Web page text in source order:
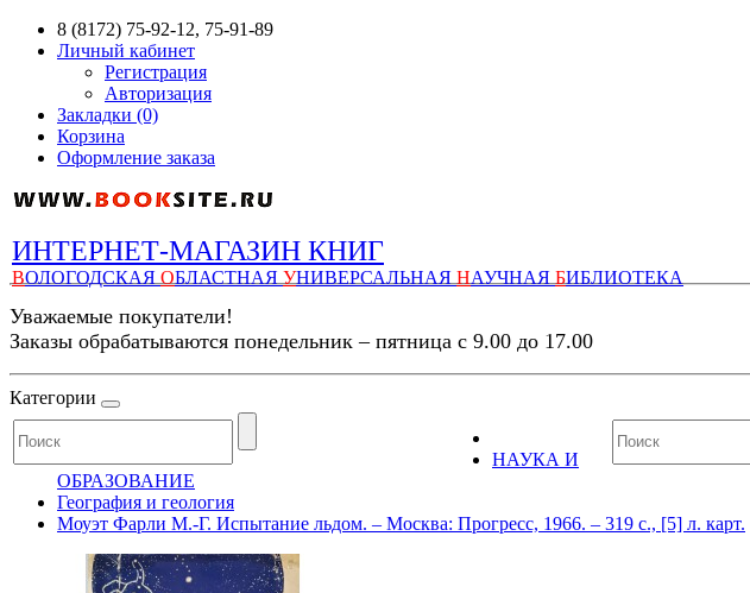
8 (8172) 75-92-12, 75-91-89
Личный кабинет
Регистрация
Авторизация
Закладки (0)
Корзина
Оформление заказа
ИНТЕРНЕТ-МАГАЗИН КНИГ
ВОЛОГОДСКАЯ ОБЛАСТНАЯ УНИВЕРСАЛЬНАЯ НАУЧНАЯ БИБЛИОТЕКА
Уважаемые покупатели!
Заказы обрабатываются понедельник – пятница с 9.00 до 17.00
Категории
НАУКА И
ОБРАЗОВАНИЕ
География и геология
Моуэт Фарли М.-Г. Испытание льдом. – Москва: Прогресс, 1966. – 319 с., [5] л. карт.